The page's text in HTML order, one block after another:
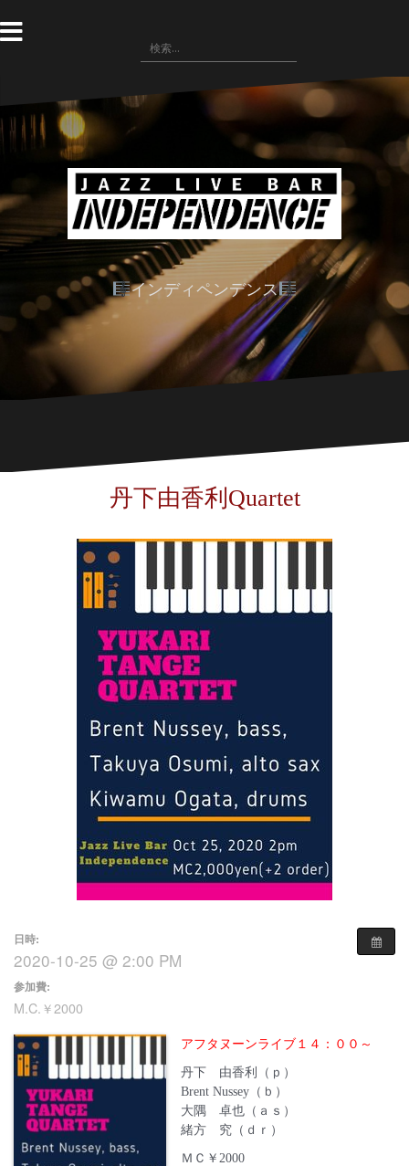
ン
テ
へ
ス
検
索:
インディペンデンス
丹下由香利Quartet
日時:
2020-10-25 @ 2:00 PM
参加費:
M.C.￥2000
アフタヌーンライブ１４：００～
丹下 由香利（ｐ）
Brent Nussey（ｂ）
大隅 卓也（ａｓ）
緒方 究（ｄｒ）
ＭＣ￥2000